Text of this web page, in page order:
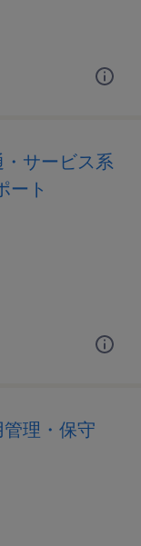
サービス系
ート
理・保守